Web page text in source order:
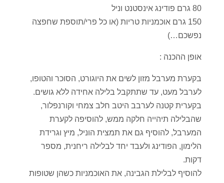
80 גרם פודינג אינסטנט וניל
150 גרם אוכמניות טריות (או כל פרי/תוספת שחפצה
נפשכם…)
אופן ההכנה :
בקערת מערבל מזון לשים את היוגורט, הסוכר והטופו,
לערבל מעט, עד שתתקבל בלילה אחידה ללא גושים.
בקערית קטנה לערבב היטב חלב צמחי וקורנפלור,
שהבלילה תיהייה חלקה ממש, להוסיפה לקערת
המערבל, להוסיף גם את תמצית הוניל, מיץ וגרידת
הלימון, הפודינג ולעבד יחד לבלילה ריחנית, מספר
דקות.
להוסיף לבלילת הגבינה, את האוכמניות כשהן שטופות